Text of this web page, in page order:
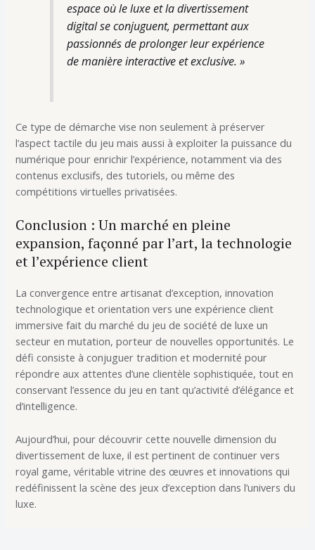
espace où le luxe et la divertissement
digital se conjuguent, permettant aux
passionnés de prolonger leur expérience
de manière interactive et exclusive. »
Ce type de démarche vise non seulement à préserver
l’aspect tactile du jeu mais aussi à exploiter la puissance du
numérique pour enrichir l’expérience, notamment via des
contenus exclusifs, des tutoriels, ou même des
compétitions virtuelles privatisées.
Conclusion : Un marché en pleine
expansion, façonné par l’art, la technologie
et l’expérience client
La convergence entre artisanat d’exception, innovation
technologique et orientation vers une expérience client
immersive fait du marché du jeu de société de luxe un
secteur en mutation, porteur de nouvelles opportunités. Le
défi consiste à conjuguer tradition et modernité pour
répondre aux attentes d’une clientèle sophistiquée, tout en
conservant l’essence du jeu en tant qu’activité d’élégance et
d’intelligence.
Aujourd’hui, pour découvrir cette nouvelle dimension du
divertissement de luxe, il est pertinent de continuer vers
royal game, véritable vitrine des œuvres et innovations qui
redéfinissent la scène des jeux d’exception dans l’univers du
luxe.